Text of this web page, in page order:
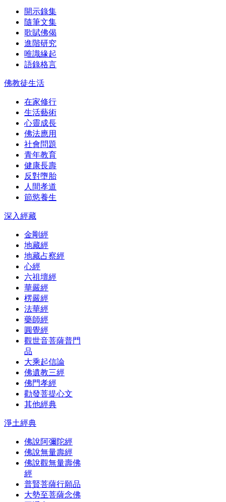
開示錄集
隨筆文集
歌賦佛偈
進階研究
唯識緣起
語錄格言
佛教徒生活
在家修行
生活藝術
心靈成長
佛法應用
社會問題
青年教育
健康長壽
反對墮胎
人間孝道
節慾養生
深入經藏
金剛經
地藏經
地藏占察經
心經
六祖壇經
華嚴經
楞嚴經
法華經
藥師經
圓覺經
觀世音菩薩普門
品
大乘起信論
佛遺教三經
佛門孝經
勸發菩提心文
其他經典
淨土經典
佛說阿彌陀經
佛說無量壽經
佛說觀無量壽佛
經
普賢菩薩行願品
大勢至菩薩念佛